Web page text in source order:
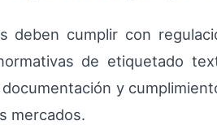
deben cumplir con
de etiquetado
y
mercados.